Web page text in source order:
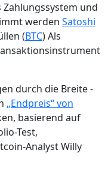
und
werden Satoshi
(BTC) Als
durch die Breite -
„Endpreis“ von
basierend auf
Test,
Analyst Willy